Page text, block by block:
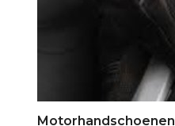
Motorhandschoenen